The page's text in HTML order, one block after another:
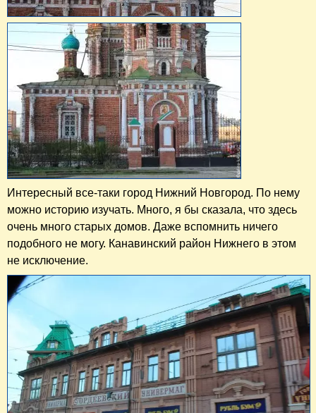
Интересный все-таки город Нижний Новгород. По нему
можно историю изучать. Много, я бы сказала, что здесь
очень много старых домов. Даже вспомнить ничего
подобного не могу. Канавинский район Нижнего в этом
не исключение.